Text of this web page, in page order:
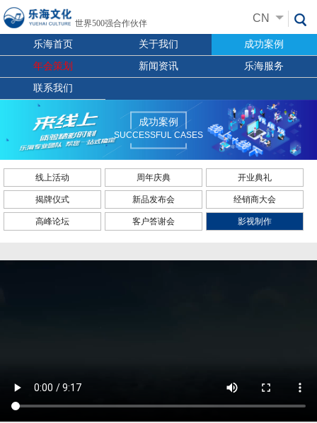
世界500强合作伙伴 CN
乐海首页 关于我们 成功案例
年会策划 新闻资讯 乐海服务
联系我们
成功案例
SUCCESSFUL CASES
线上活动 周年庆典 开业典礼
揭牌仪式 新品发布会 经销商大会
高峰论坛 客户答谢会 影视制作